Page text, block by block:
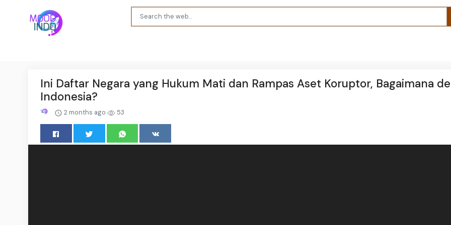
Ini Daftar Negara yang Hukum Mati dan Rampas Aset Koruptor, Bagaimana
Indonesia?
2 months ago 53